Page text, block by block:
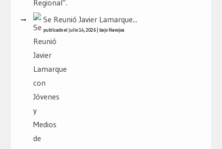
Se Reunió Javier Lamarque...
publicado el julio 14, 2026| bajoNavojoa